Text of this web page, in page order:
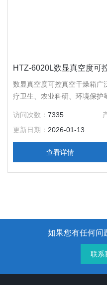
HTZ-6020L数显真空度可
数显真空度可控真空干燥箱广
疗卫生、农业科研、环境保护
访问次数：7335
更新日期： 2026-01-13
查看详情
如果您有任何问
联系